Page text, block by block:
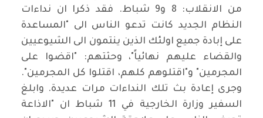
من الانقلاب: 8 و9 شباط. فقد ذكرا ان نداءات
النظام الجديد كانت تدعو الناس الى "المساعدة
على إبادة جميع اولئك الذين ينتمون الى الشيوعيين
والقضاء عليهم نهائياً"، وحثتهم: "اقضوا على
المجرمين" و"اقتلوهم كلهم، اقتلوا كل المجرمين".
وجرى إعادة بث تلك النداءات مرات عديدة. وابلغ
السفير وزارة الخارجية في 11 شباط ان "الاذاعة